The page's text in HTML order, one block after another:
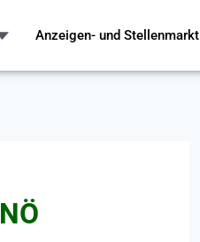
Anzeigen- und Stellenmarkt